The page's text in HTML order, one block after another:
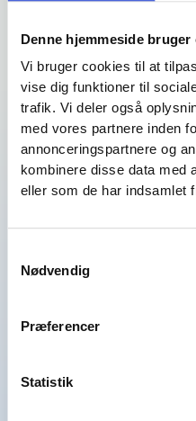
Denne hjemmeside bruger
Vi bruger cookies til at
vise dig funktioner til
trafik. Vi deler også
med vores partnere inden
annonceringspartnere og
kombinere disse data med
eller som de har indsamlet
Nødvendig
Præferencer
Statistik
gyldigt aldersbevis ved
check-in personalet
personalet. Ved
ID vil ombordstigning